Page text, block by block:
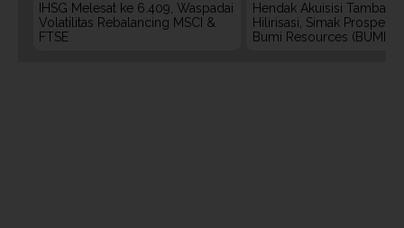
IHSG Melesat ke 6.409, Waspadai
Volatilitas Rebalancing MSCI &
FTSE
Hendak Akuisisi
Hilirisasi, Simak Prospek
Bumi Resources (BUMI)